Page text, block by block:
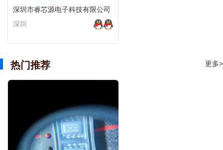
深圳市睿芯源电子科技有限公司
深圳
热门推荐 更多>